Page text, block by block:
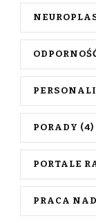
PORADY (4)
PORTALE
PRACA